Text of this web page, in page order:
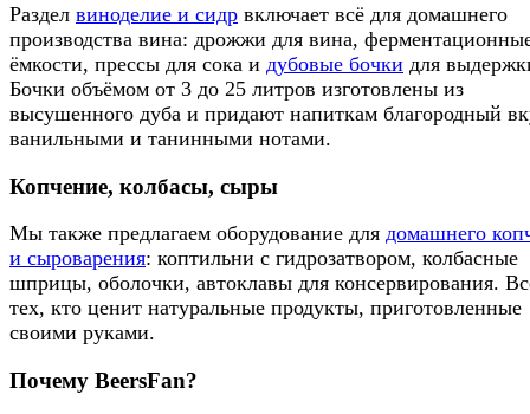
Раздел виноделие и сидр включает всё для домашнего
производства вина: дрожжи для вина,
ёмкости, прессы для сока и дубовые бочки для
Бочки объёмом от 3 до 25 литров изготовлены из
высушенного дуба и придают напиткам благородный
ванильными и танинными нотами.
Копчение, колбасы, сыры
Мы также предлагаем оборудование для домашнего
и сыроварения: коптильни с гидрозатвором, колбасные
шприцы, оболочки, автоклавы для консервирования.
тех, кто ценит натуральные продукты, приготовленные
своими руками.
Почему BeersFan?